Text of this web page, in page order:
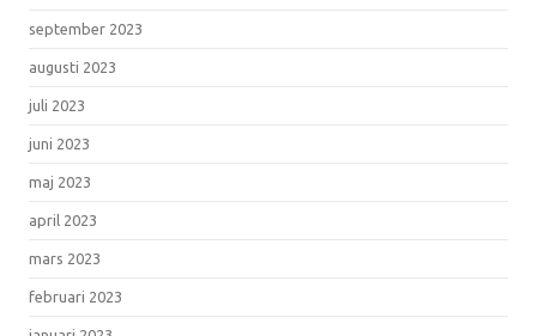
september 2023
augusti 2023
juli 2023
juni 2023
maj 2023
april 2023
mars 2023
februari 2023